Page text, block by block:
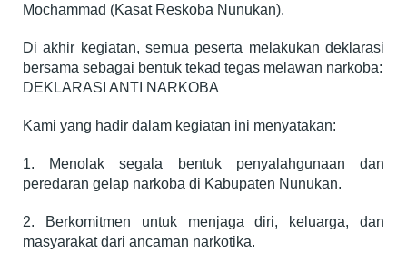
Mochammad (Kasat Reskoba Nunukan).
Di akhir kegiatan, semua peserta melakukan deklarasi
bersama sebagai bentuk tekad tegas melawan narkoba:
DEKLARASI ANTI NARKOBA
Kami yang hadir dalam kegiatan ini menyatakan:
1. Menolak segala bentuk penyalahgunaan dan
peredaran gelap narkoba di Kabupaten Nunukan.
2. Berkomitmen untuk menjaga diri, keluarga, dan
masyarakat dari ancaman narkotika.